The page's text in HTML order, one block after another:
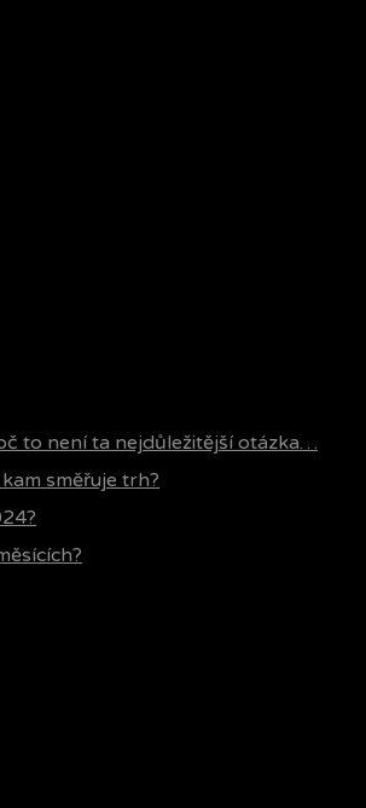
to není ta nejdůležitější otázka…
směřuje trh?